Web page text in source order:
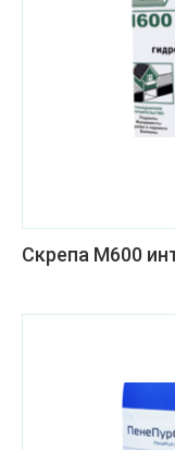
Скрепа М600